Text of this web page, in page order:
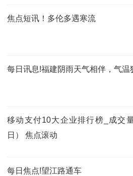
焦点短讯！多伦多遇寒流
每日讯息!福建阴雨天气相伴，气温
移动支付10大企业排行榜_成交
日） 焦点滚动
每日焦点!望江路通车